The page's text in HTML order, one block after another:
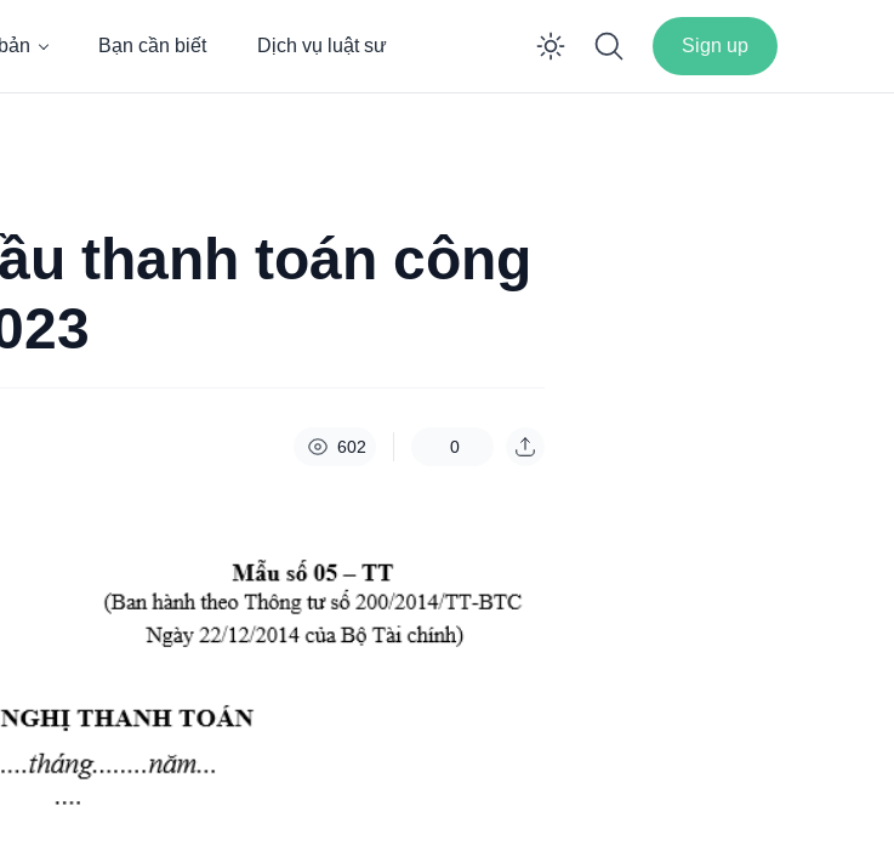
Bạn cần biết Dịch vụ luật sư Enable dark mode
Sign up
thanh toán công
602 0